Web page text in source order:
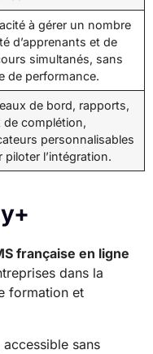
à gérer un nombre
d’apprenants et de
simultanés, sans
de performance.
de bord, rapports,
de complétion,
personnalisables
piloter l’intégration.
française en ligne
dans la
formation et
accessible sans